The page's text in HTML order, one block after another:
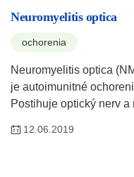
Neuromyelitis optica
ochorenia
Neuromyelitis optica
je autoimunitné
Postihuje optický nerv
12.06.2019